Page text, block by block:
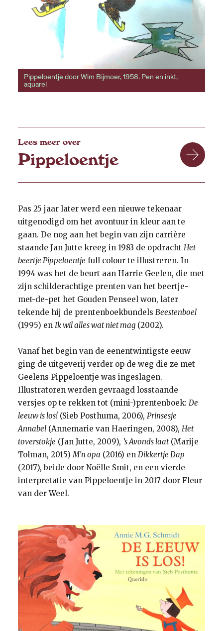
Pippeloentje door Wim Bijmoer, 1958. Pen en inkt,
aquarel
Lees meer over
Pippeloentje
Pas 25 jaar later werd een nieuwe tekenaar
uitgenodigd om het avontuur in kleur aan te
gaan. De nog aan het begin van zijn carrière
staande Jan Jutte kreeg in 1983 de opdracht Het
beertje Pippeloentje full colour te illustreren. In
1994 was het de beurt aan Harrie Geelen, die met
zijn schilderachtige prenten van het beertje-
met-de-pet het Gouden Penseel won, later
tekende hij de prentenboekbundels Beestenboel
(1995) en Ik wil alles wat niet mag(2002).
Vanaf het begin van de eenentwintigste eeuw
ging de uitgeverij verder op de weg die ze met
Geelens Pippeloentje was ingeslagen.
Illustratoren werden gevraagd losstaande
versjes op te rekken tot (mini-)prentenboek: De
leeuw is los!(Sieb Posthuma, 2006), Prinsesje
Annabel(Annemarie van Haeringen, 2008), Het
toverstokje (Jan Jutte, 2009), ’s Avonds laat(Marije
Tolman, 2015)M’n opa (2016) en Dikkertje Dap
(2017), beide door Noëlle Smit, en een vierde
interpretatie van Pippeloentje in 2017 door Fleur
van der Weel.